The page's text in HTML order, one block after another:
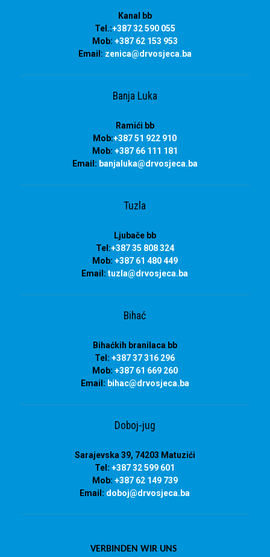
Kanal bb
Tel.:+387 32 590 055
Mob: +387 62 153 953
Email: zenica@drvosjeca.ba
Banja Luka
Ramići bb
Mob:+387 51 922 910
Mob: +387 66 111 181
Email: banjaluka@drvosjeca.ba
Tuzla
Ljubače bb
Tel:+387 35 808 324
Mob: +387 61 480 449
Email: tuzla@drvosjeca.ba
Bihać
Bihaćkih branilaca bb
Tel: +387 37 316 296
Mob: +387 61 669 260
Email: bihac@drvosjeca.ba
Doboj-jug
Sarajevska 39, 74203 Matuzići
Tel: +387 32 599 601
Mob: +387 62 149 739
Email: doboj@drvosjeca.ba
VERBINDEN WIR UNS